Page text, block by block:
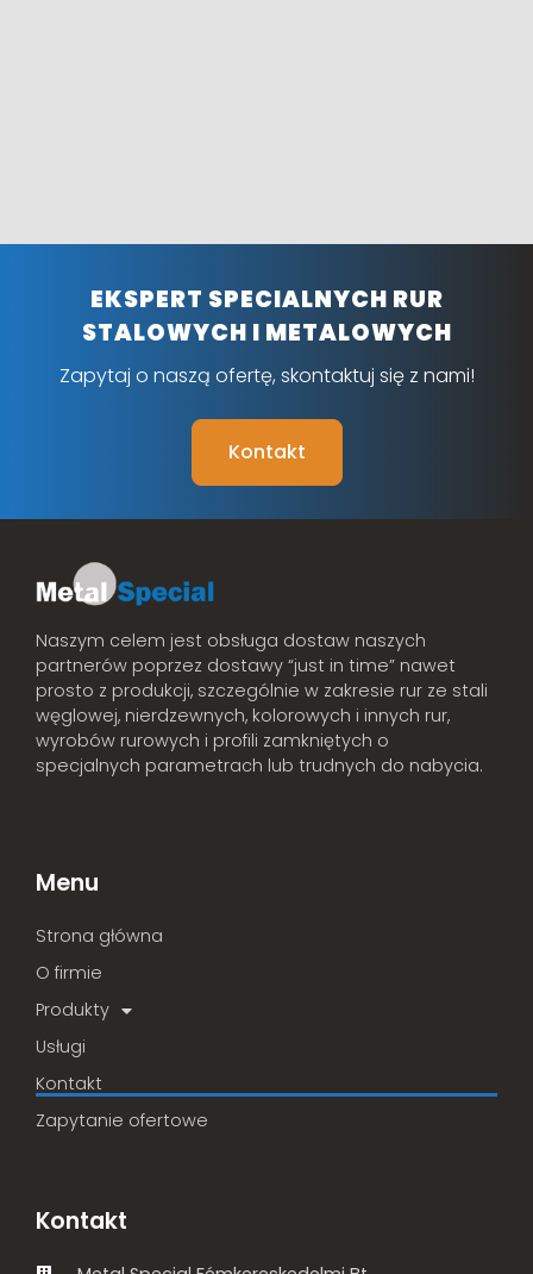
EKSPERT SPECIALNYCH RUR
STALOWYCH I METALOWYCH
Zapytaj o naszą ofertę, skontaktuj się z nami!
Kontakt
Naszym celem jest obsługa dostaw naszych
partnerów poprzez dostawy “just in time” nawet
prosto z produkcji, szczególnie w zakresie rur ze stali
węglowej, nierdzewnych, kolorowych i innych rur,
wyrobów rurowych i profili zamkniętych o
specjalnych parametrach lub trudnych do nabycia.
Menu
Strona główna
O firmie
Produkty
Usługi
Kontakt
Zapytanie ofertowe
Kontakt